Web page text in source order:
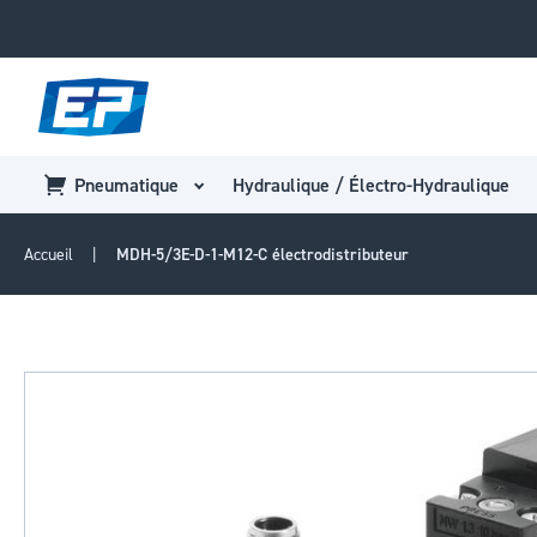
Pneumatique Hydraulique / Électro-Hydraulique
Accueil MDH-5/3E-D-1-M12-C électrodistributeur